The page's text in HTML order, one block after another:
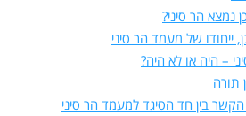
נמצא הר סיני?
ייחודו של מעמד הר סיני
– היה או לא היה?
תורה
בין חד הסיגד למעמד הר סיני